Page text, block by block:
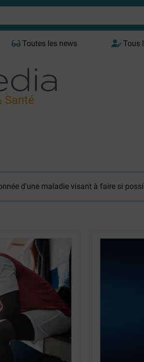
Toutes les news Tous
Santé
d’une maladie visant à faire si